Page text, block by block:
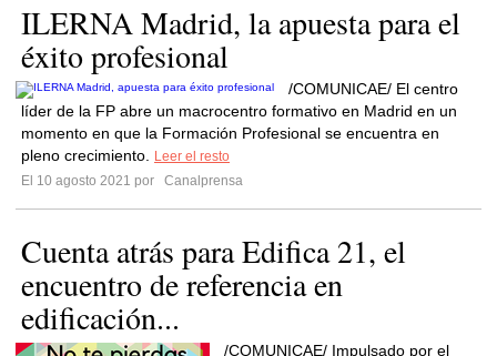
ILERNA Madrid, la apuesta para el
éxito profesional
/COMUNICAE/ El centro
líder de la FP abre un macrocentro formativo en Madrid en un
momento en que la Formación Profesional se encuentra en
pleno crecimiento.
Leer el resto
El 10 agosto 2021 por
Canalprensa
Cuenta atrás para Edifica 21, el
encuentro de referencia en
edificación...
/COMUNICAE/ Impulsado por el